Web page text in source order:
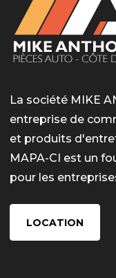
La société MIKE
entreprise de
et produits
MAPA-CI est un
pour les
LOCATION